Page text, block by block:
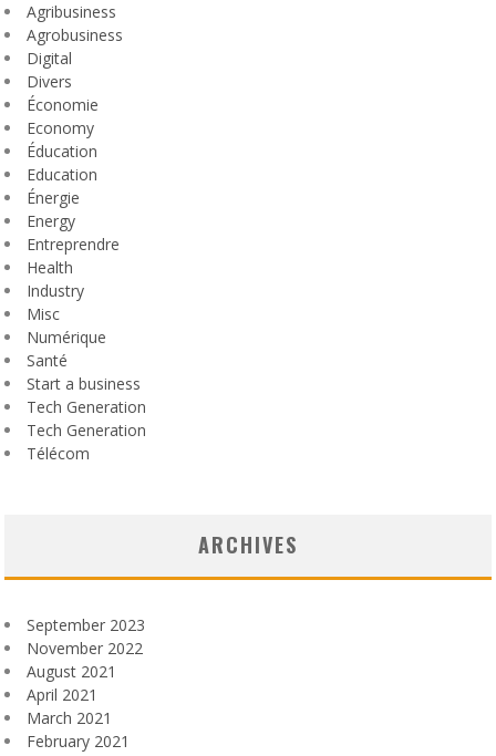
Agribusiness
Agrobusiness
Digital
Divers
Économie
Economy
Éducation
Education
Énergie
Energy
Entreprendre
Health
Industry
Misc
Numérique
Santé
Start a business
Tech Generation
Tech Generation
Télécom
ARCHIVES
September 2023
November 2022
August 2021
April 2021
March 2021
February 2021